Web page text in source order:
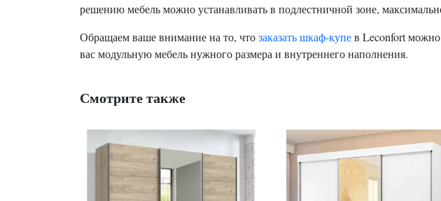
решению мебель можно устанавливать в подлестничной зоне,
Обращаем ваше внимание на то, чтозаказать шкаф-купев Leconfort можно
вас модульную мебель нужного размера и внутреннего наполнения.
Смотрите также